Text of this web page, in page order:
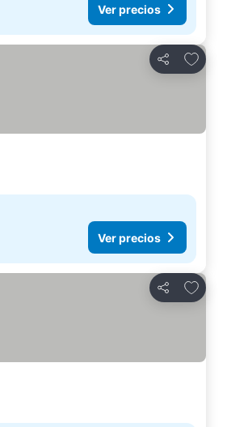
Ver precios
Compartir
Añadir
Ver precios
Compartir
Añadir